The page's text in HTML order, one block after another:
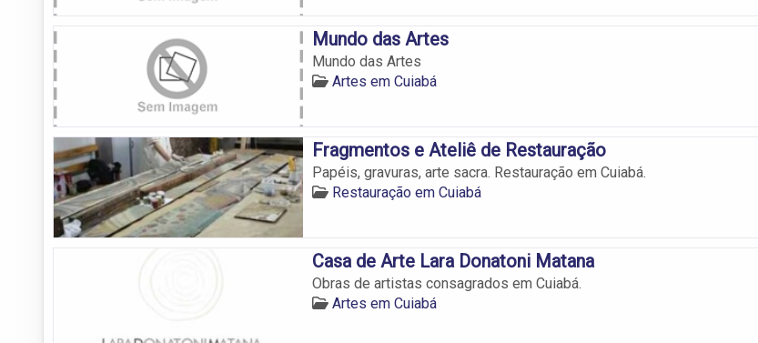
Mundo das Artes
Mundo das Artes
Artes em Cuiabá
Fragmentos e Ateliê de Restauração
Papéis, gravuras, arte sacra. Restauração em Cuiabá.
Restauração em Cuiabá
Casa de Arte Lara Donatoni Matana
Obras de artistas consagrados em Cuiabá.
Artes em Cuiabá